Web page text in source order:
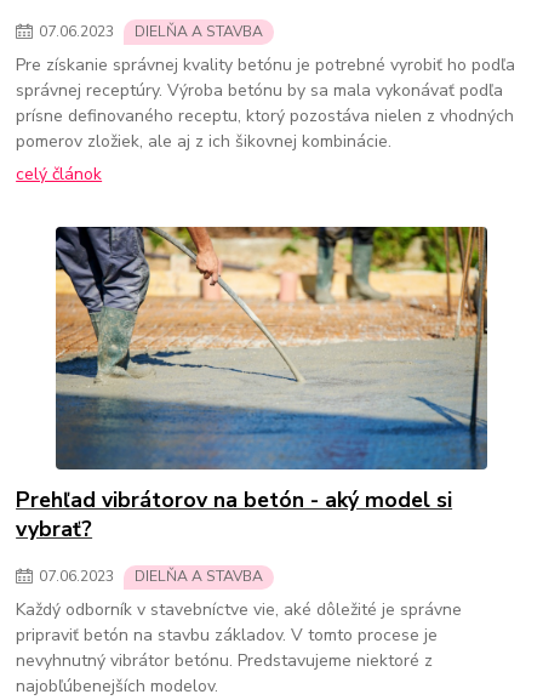
07.06.2023 DIELŇA A STAVBA
Pre získanie správnej kvality betónu je potrebné vyrobiť ho podľa
správnej receptúry. Výroba betónu by sa mala vykonávať podľa
prísne definovaného receptu, ktorý pozostáva nielen z vhodných
pomerov zložiek, ale aj z ich šikovnej kombinácie.
celý článok
Prehľad vibrátorov na betón - aký model si
vybrať?
07.06.2023 DIELŇA A STAVBA
Každý odborník v stavebníctve vie, aké dôležité je správne
pripraviť betón na stavbu základov. V tomto procese je
nevyhnutný vibrátor betónu. Predstavujeme niektoré z
najobľúbenejších modelov.